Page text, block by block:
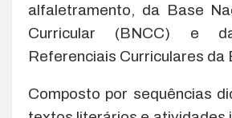
alfaletramento, da Base
Curricular (BNCC) e
Referenciais Curriculares da
Composto por sequências